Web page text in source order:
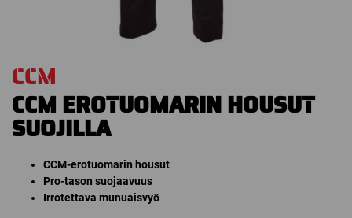
CCM
CCM EROTUOMARIN HOUSUT
SUOJILLA
CCM-erotuomarin housut
Pro-tason suojaavuus
Irrotettava munuaisvyö